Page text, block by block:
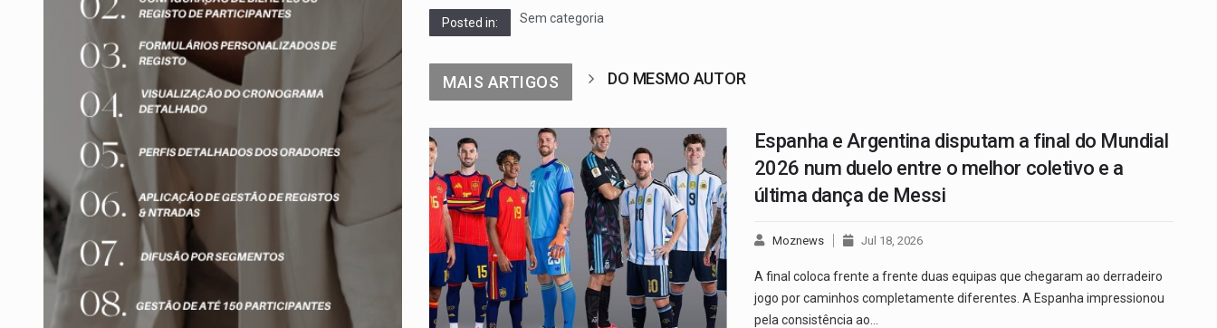
Posted in: Sem categoria
MAIS ARTIGOS DO MESMO AUTOR
Espanha e Argentina disputam a final do Mundial
2026 num duelo entre o melhor coletivo e a
última dança de Messi
Moznews Jul 18, 2026
A final coloca frente a frente duas equipas que chegaram ao derradeiro
jogo por caminhos completamente diferentes. A Espanha impressionou
pela consistência ao…